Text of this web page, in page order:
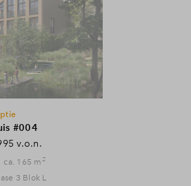
#004
v.o.n.
ca. 165 m2
3 Blok L